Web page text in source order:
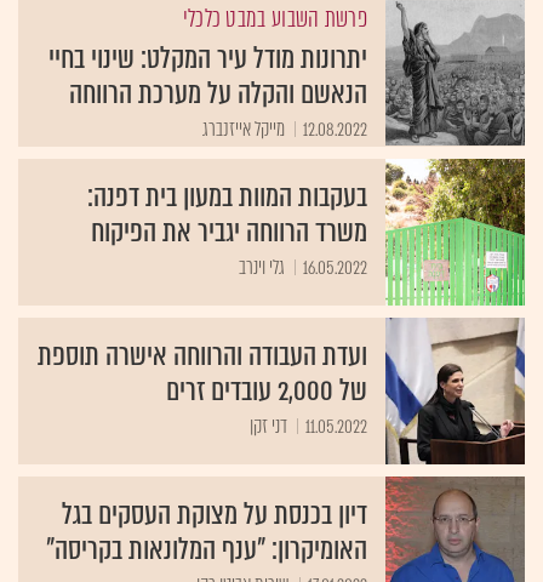
פרשת השבוע במבט כלכלי
יתרונות מודל עיר המקלט: שינוי בחיי
הנאשם והקלה על מערכת הרווחה
12.08.2022 מייקל אייזנברג
בעקבות המוות במעון בית דפנה:
משרד הרווחה יגביר את הפיקוח
16.05.2022 גלי וינרב
ועדת העבודה והרווחה אישרה תוספת
של 2,000 עובדים זרים
11.05.2022 דני זקן
דיון בכנסת על מצוקת העסקים בגל
האומיקרון: "ענף המלונאות בקריסה"